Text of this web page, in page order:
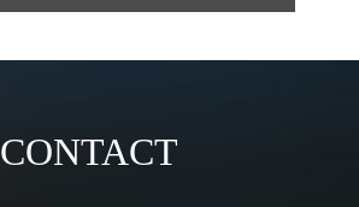
CONTACT